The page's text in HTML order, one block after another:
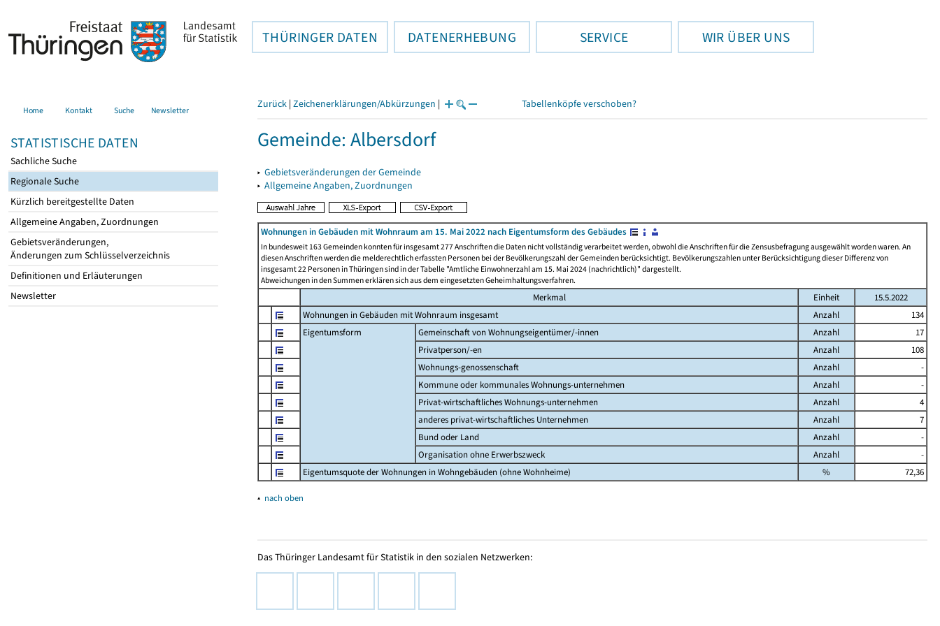
THÜRINGER DATEN DATENERHEBUNG SERVICE WIR ÜBER UNS
Home Kontakt Suche Newsletter
STATISTISCHE DATEN
Sachliche Suche
Regionale Suche
Kürzlich bereitgestellte Daten
Allgemeine Angaben, Zuordnungen
Gebietsveränderungen,
Änderungen zum Schlüsselverzeichnis
Definitionen und Erläuterungen
Newsletter
Zurück | Zeichenerklärungen/Abkürzungen | Tabellenköpfe verschoben?
Gemeinde: Albersdorf
▸ Gebietsveränderungen der Gemeinde
▸ Allgemeine Angaben, Zuordnungen
Wohnungen in Gebäuden mit Wohnraum am 15. Mai 2022 nach Eigentumsform des Gebäudes
In bundesweit 163 Gemeinden konnten für insgesamt 277 Anschriften die Daten nicht vollständig verarbeitet werden, obwohl die Anschriften für die Zensusbefragung ausgewählt worden waren. An
diesen Anschriften werden die melderechtlich erfassten Personen bei der Bevölkerungszahl der Gemeinden berücksichtigt. Bevölkerungszahlen unter Berücksichtigung dieser Differenz von
insgesamt 22 Personen in Thüringen sind in der Tabelle "Amtliche Einwohnerzahl am 15. Mai 2024 (nachrichtlich)" dargestellt.
Abweichungen in den Summen erklären sich aus dem eingesetzten Geheimhaltungsverfahren.
Merkmal Einheit
15.5.2022
Wohnungen in Gebäuden mit Wohnraum insgesamt
Anzahl
134
Eigentumsform
Gemeinschaft von Wohnungseigentümer/-innen Anzahl
17
Privatperson/-en
Anzahl
108
Wohnungs-genossenschaft
Anzahl
-
Kommune oder kommunales Wohnungs-unternehmen
Anzahl
-
Privat-wirtschaftliches Wohnungs-unternehmen
Anzahl
4
anderes privat-wirtschaftliches Unternehmen
Anzahl
7
Bund oder Land
Anzahl
-
Organisation ohne Erwerbszweck
Anzahl
-
Eigentumsquote der Wohnungen in Wohngebäuden (ohne Wohnheime)
% 72,36
▴ nach oben
Das Thüringer Landesamt für Statistik in den sozialen Netzwerken: